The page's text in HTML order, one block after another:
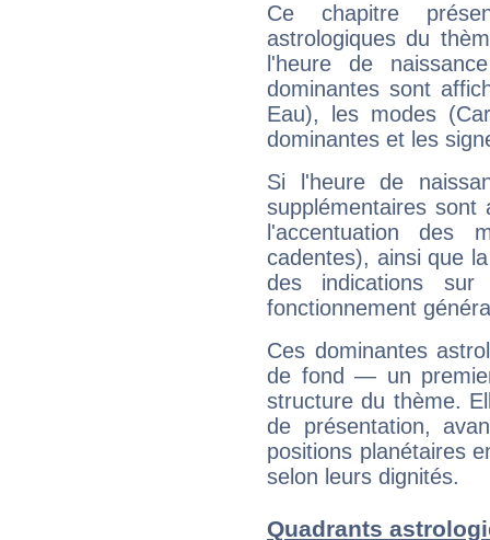
Ce chapitre
astrologiques du
l'heure de
dominantes sont
Eau), les modes
dominantes et les
Si l'heure de
supplémentaires sont
l'accentuation des
cadentes), ainsi que
des indications sur
fonctionnement
Ces dominantes
de fond — un
structure du thème.
de présentation,
positions planétaires
selon leurs dignités.
Quadrants